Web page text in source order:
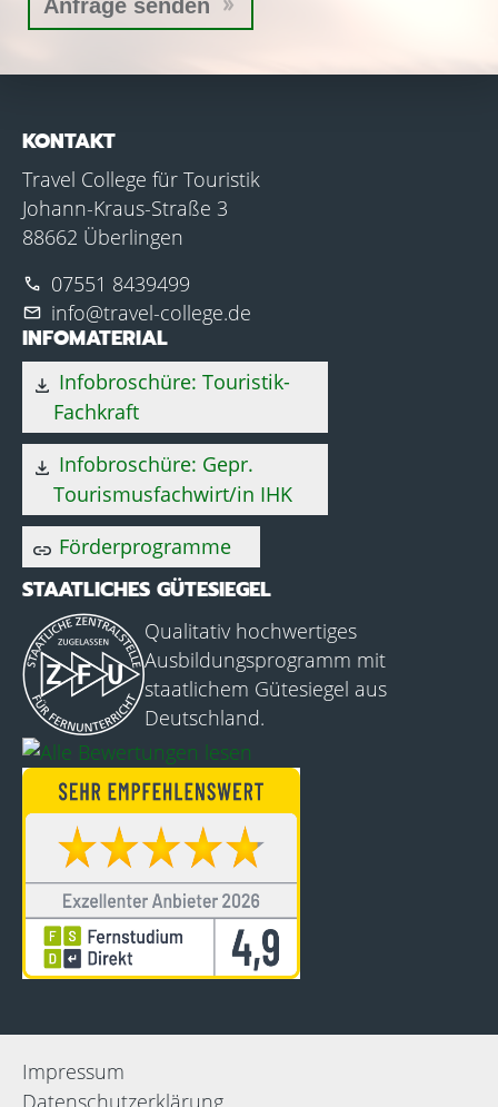
KONTAKT
Travel College für Touristik
Johann-Kraus-Straße 3
88662 Überlingen
phone 07551 8439499
mail info@travel-college.de
INFOMATERIAL
download Infobroschüre: Touristik-
Fachkraft
download Infobroschüre: Gepr.
Tourismusfachwirt/in IHK
link Förderprogramme
STAATLICHES GÜTESIEGEL
Qualitativ hochwertiges
Ausbildungsprogramm mit
staatlichem Gütesiegel aus
Deutschland.
Impressum
Datenschutz­erklärung